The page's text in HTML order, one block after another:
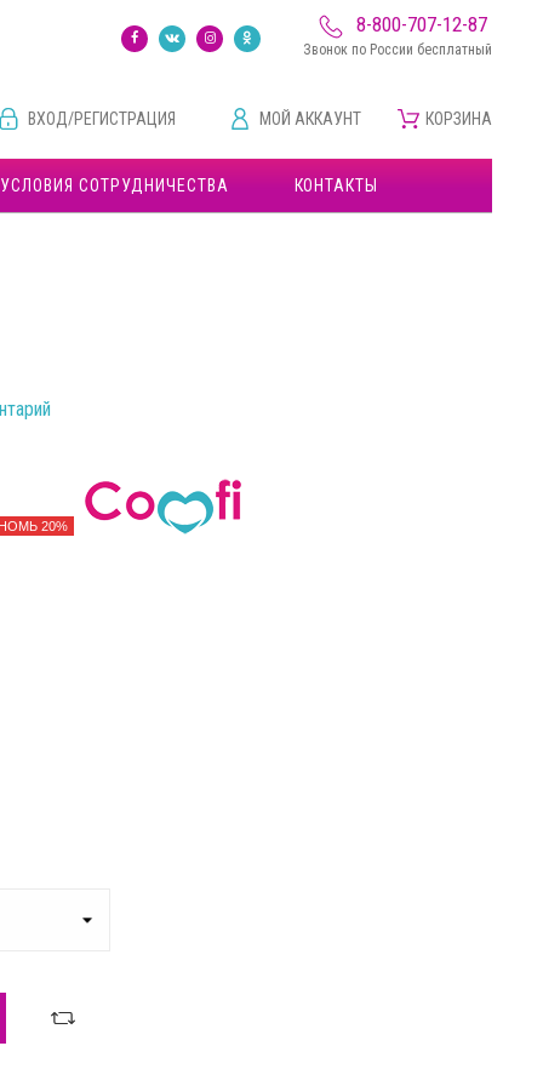
8-800-707-12-87
Звонок по России бесплатный
ВХОД/РЕГИСТРАЦИЯ МОЙ АККАУНТ КОРЗИНА
УСЛОВИЯ СОТРУДНИЧЕСТВА КОНТАКТЫ
20%